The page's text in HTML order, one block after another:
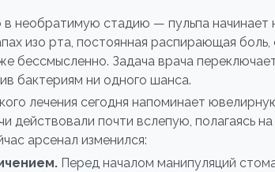
необратимую стадию — пульпа начинает
изо рта, постоянная распирающая
бессмысленно. Задача врача
бактериям ни одного шанса.
лечения сегодня напоминает
действовали почти вслепую, полагаясь
арсенал изменился:
Перед началом манипуляций